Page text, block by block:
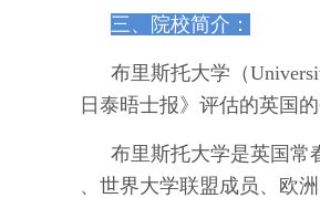
三、院校简介：
布里斯托大学（
日泰晤士报》评估的英国
布里斯托大学是英国常
、世界大学联盟成员、欧